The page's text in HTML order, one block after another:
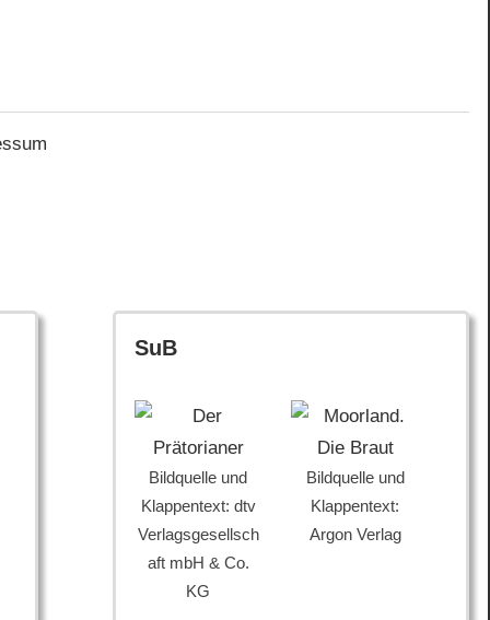
SuB
Bildquelle und
Klappentext: dtv
Verlagsgesellsch
aft mbH & Co.
KG
Bildquelle und
Klappentext:
Argon Verlag